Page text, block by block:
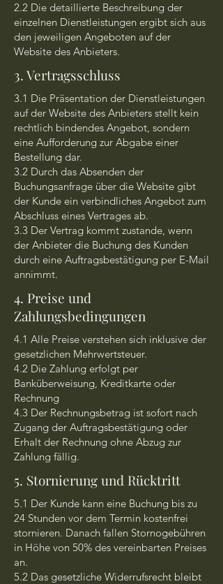
2.2 Die detaillierte Beschreibung der
einzelnen Dienstleistungen ergibt sich aus
den jeweiligen Angeboten auf der
Website des Anbieters.
3. Vertragsschluss
3.1 Die Präsentation der Dienstleistungen
auf der Website des Anbieters stellt kein
rechtlich bindendes Angebot, sondern
eine Aufforderung zur Abgabe einer
Bestellung dar.
3.2 Durch das Absenden der
Buchungsanfrage über die Website gibt
der Kunde ein verbindliches Angebot zum
Abschluss eines Vertrages ab.
3.3 Der Vertrag kommt zustande, wenn
der Anbieter die Buchung des Kunden
durch eine Auftragsbestätigung per E-Mail
annimmt.
4. Preise und
Zahlungsbedingungen
4.1 Alle Preise verstehen sich inklusive der
gesetzlichen Mehrwertsteuer.
4.2 Die Zahlung erfolgt per
Banküberweisung, Kreditkarte oder
Rechnung
4.3 Der Rechnungsbetrag ist sofort nach
Zugang der Auftragsbestätigung oder
Erhalt der Rechnung ohne Abzug zur
Zahlung fällig.
5. Stornierung und Rücktritt
5.1 Der Kunde kann eine Buchung bis zu
24 Stunden vor dem Termin kostenfrei
stornieren. Danach fallen Stornogebühren
in Höhe von 50% des vereinbarten Preises
an.
5.2 Das gesetzliche Widerrufsrecht bleibt